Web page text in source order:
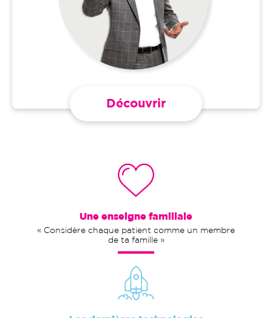
Découvrir
Une enseigne familiale
« Considère chaque patient comme un membre
de ta famille »